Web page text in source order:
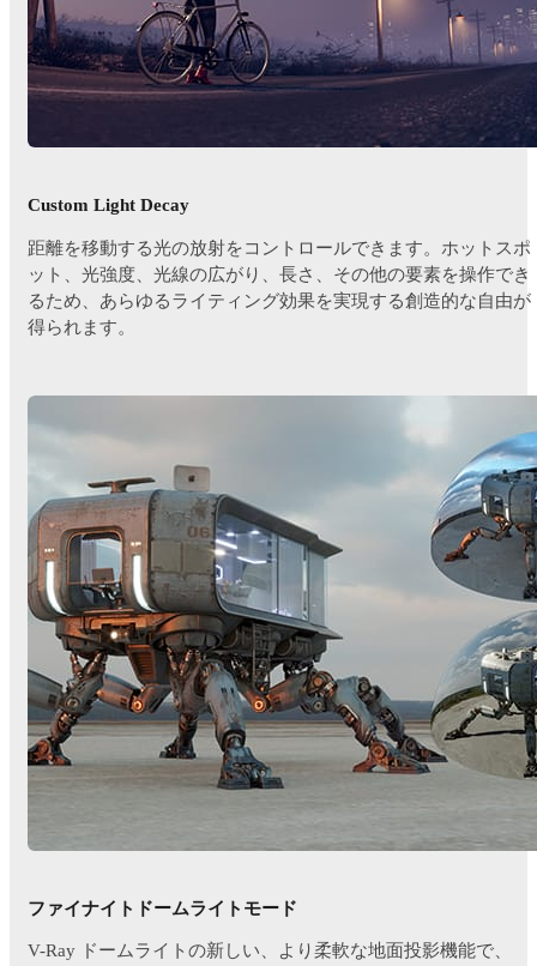
Custom Light Decay
距離を移動する光の放射をコントロールできます。ホットスポ
ット、光強度、光線の広がり、長さ、その他の要素を操作でき
るため、あらゆるライティング効果を実現する創造的な自由が
得られます。
ファイナイトドームライトモード
V-Ray ドームライトの新しい、より柔軟な地面投影機能で、